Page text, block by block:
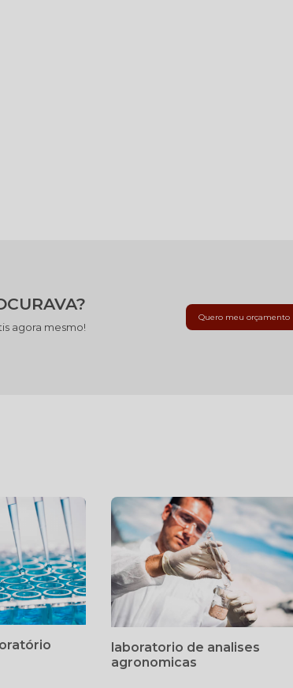
agora mesmo!
Quero meu orçamento
laboratorio de analises
agronomicas